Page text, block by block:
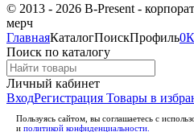
© 2013 - 2026 B-Present -
мерч
ГлавнаяКаталогПоискПрофиль0
Поиск по каталогу
Личный кабинет
ВходРегистрация Товары в
Пользуясь сайтом, вы соглашаетесь с
и политикой конфиденциальности.